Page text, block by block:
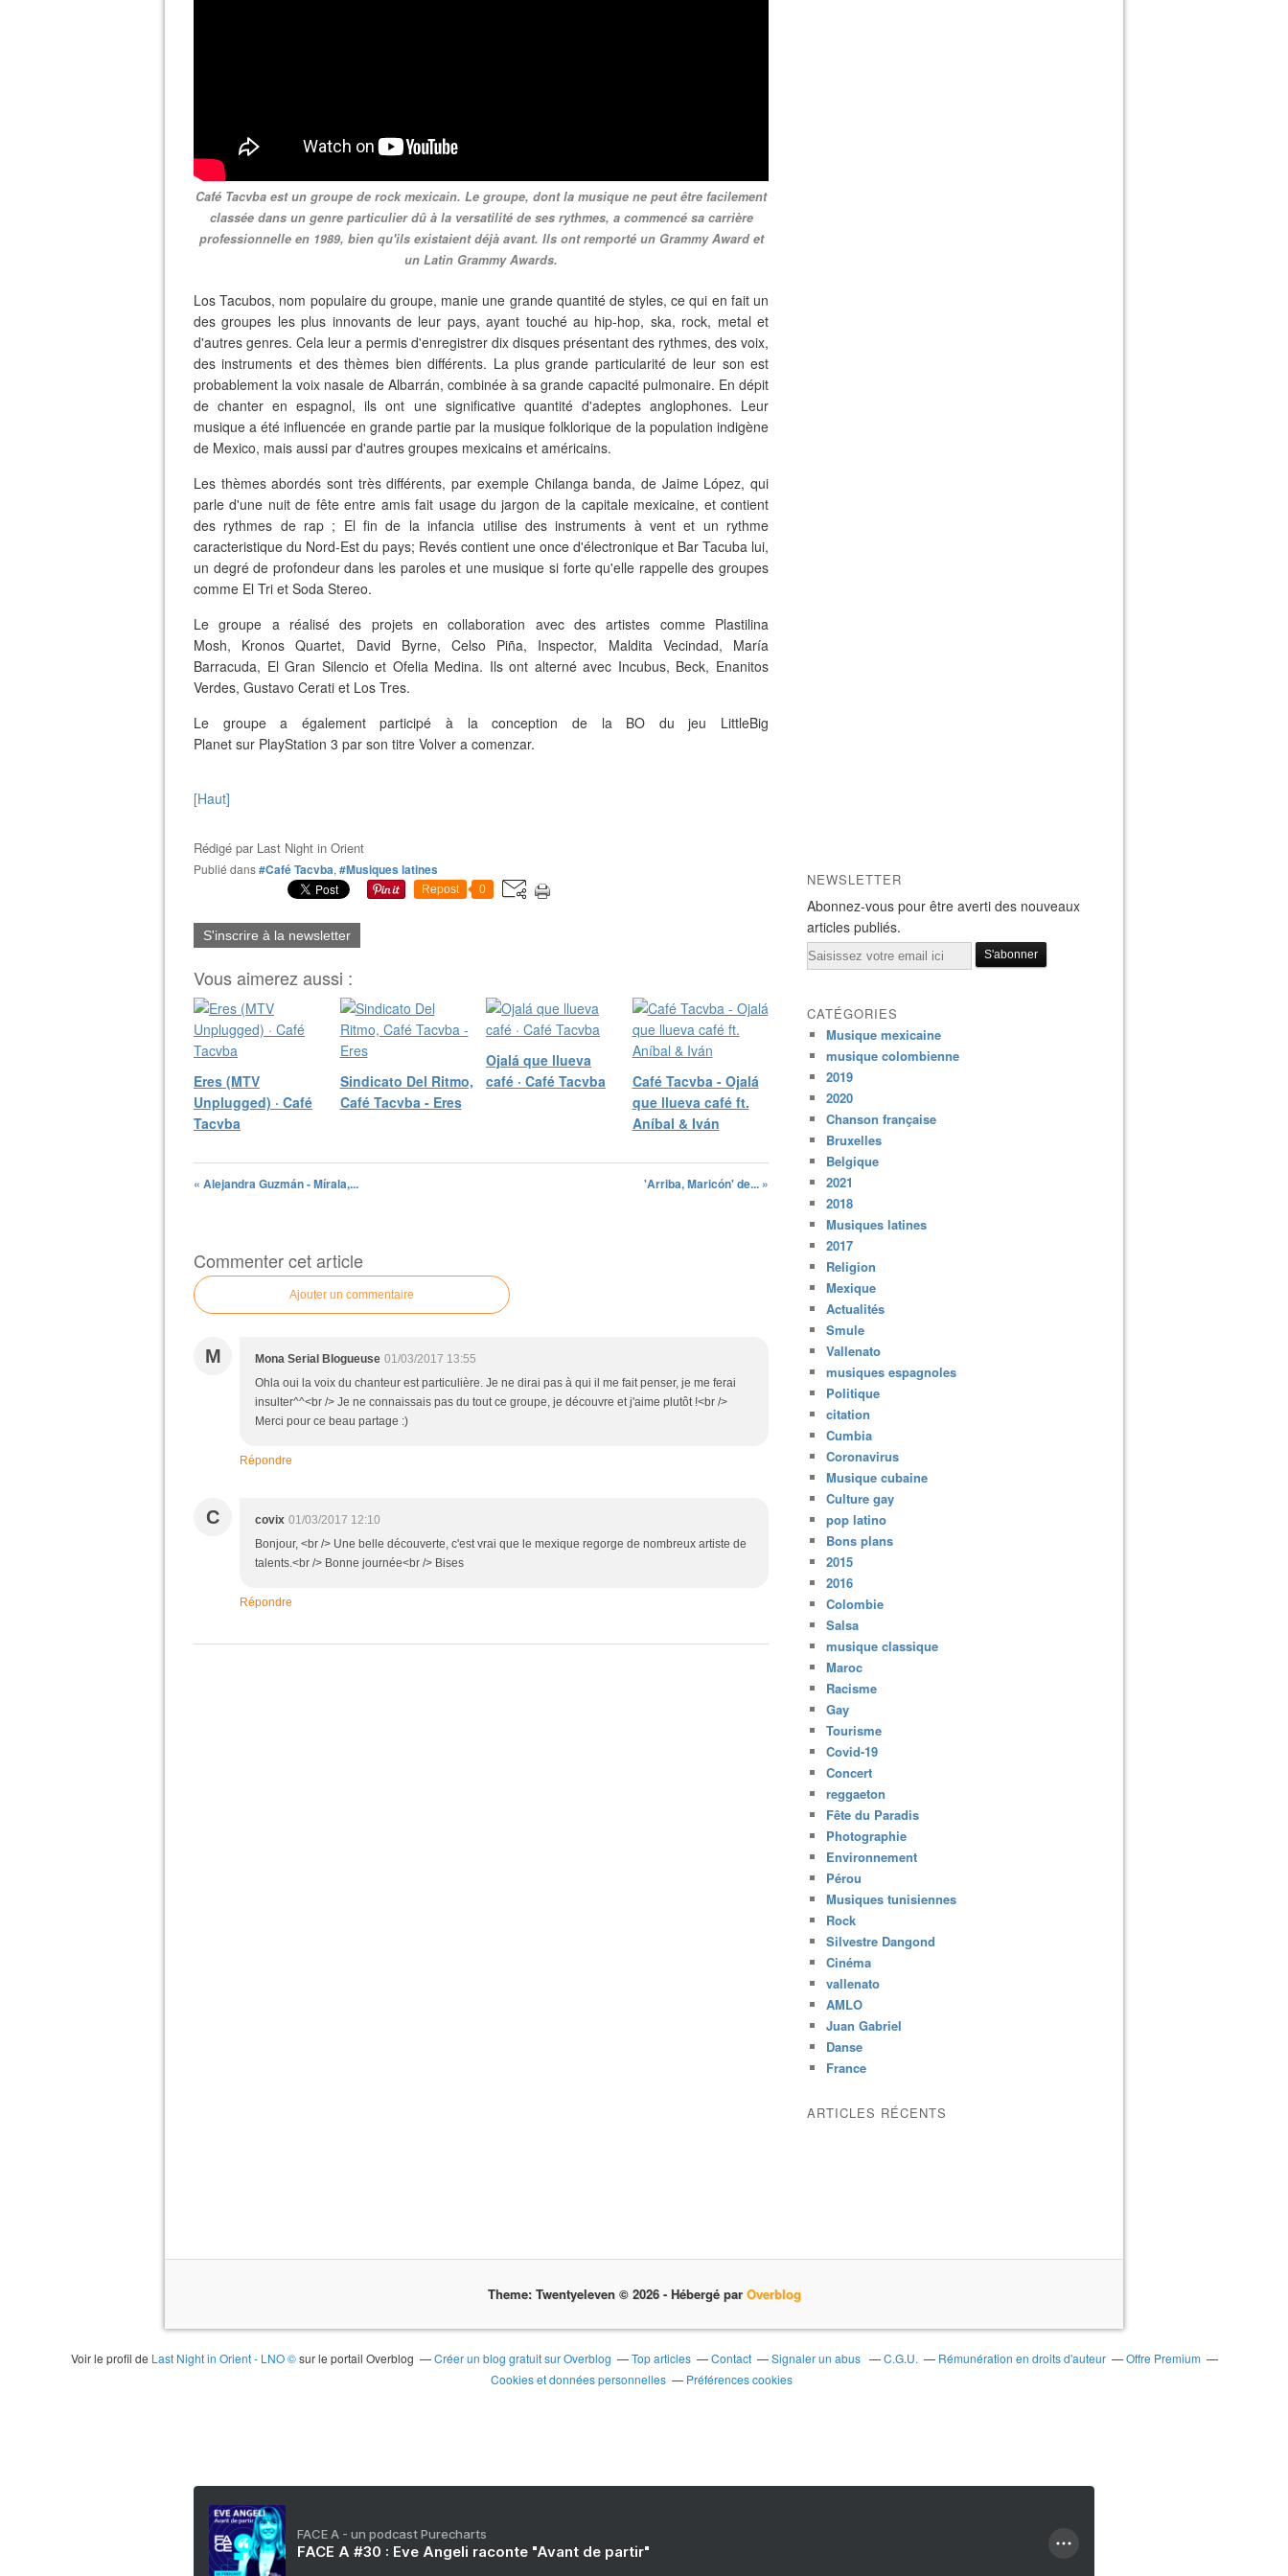
Café Tacvba est un groupe de rock mexicain. Le groupe, dont la musique ne peut être facilement
classée dans un genre particulier dû à la versatilité de ses rythmes, a commencé sa carrière
professionnelle en 1989, bien qu'ils existaient déjà avant. Ils ont remporté un Grammy Award et
un Latin Grammy Awards.
Los Tacubos, nom populaire du groupe, manie une grande quantité de styles, ce qui en fait un
des groupes les plus innovants de leur pays, ayant touché au hip-hop, ska, rock, metal et
d'autres genres. Cela leur a permis d'enregistrer dix disques présentant des rythmes, des voix,
des instruments et des thèmes bien différents. La plus grande particularité de leur son est
probablement la voix nasale de Albarrán, combinée à sa grande capacité pulmonaire. En dépit
de chanter en espagnol, ils ont une significative quantité d'adeptes anglophones. Leur
musique a été influencée en grande partie par la musique folklorique de la population indigène
de Mexico, mais aussi par d'autres groupes mexicains et américains.
Les thèmes abordés sont très différents, par exemple Chilanga banda, de Jaime López, qui
parle d'une nuit de fête entre amis fait usage du jargon de la capitale mexicaine, et contient
des rythmes de rap ; El fin de la infancia utilise des instruments à vent et un rythme
caracteristique du Nord-Est du pays; Revés contient une once d'électronique et Bar Tacuba lui,
un degré de profondeur dans les paroles et une musique si forte qu'elle rappelle des groupes
comme El Tri et Soda Stereo.
Le groupe a réalisé des projets en collaboration avec des artistes comme Plastilina
Mosh, Kronos Quartet, David Byrne, Celso Piña, Inspector, Maldita Vecindad, María
Barracuda, El Gran Silencio et Ofelia Medina. Ils ont alterné avec Incubus, Beck, Enanitos
Verdes, Gustavo Cerati et Los Tres.
Le groupe a également participé à la conception de la BO du jeu LittleBig
Planet sur PlayStation 3 par son titre Volver a comenzar.
[Haut]
Rédigé par Last Night in Orient
Publié dans#Café Tacvba, #Musiques latines
Repost 0
S'inscrire à la newsletter
Vous aimerez aussi :
Eres (MTV
Unplugged) · Café
Tacvba
Sindicato Del Ritmo,
Café Tacvba - Eres
Ojalá que llueva
café · Café Tacvba
Café Tacvba - Ojalá
que llueva café ft.
Aníbal & Iván
« Alejandra Guzmán - Mírala,... 'Arriba, Maricón' de... »
Commenter cet article
Ajouter un commentaire
M Mona Serial Blogueuse 01/03/2017 13:55
Ohla oui la voix du chanteur est particulière. Je ne dirai pas à qui il me fait penser, je me ferai
insulter^^<br /> Je ne connaissais pas du tout ce groupe, je découvre et j'aime plutôt !<br />
Merci pour ce beau partage :)
Répondre
C covix 01/03/2017 12:10
Bonjour, <br /> Une belle découverte, c'est vrai que le mexique regorge de nombreux artiste de
talents.<br /> Bonne journée<br /> Bises
Répondre
NEWSLETTER
Abonnez-vous pour être averti des nouveaux
articles publiés.
Email
CATÉGORIES
Musique mexicaine
musique colombienne
2019
2020
Chanson française
Bruxelles
Belgique
2021
2018
Musiques latines
2017
Religion
Mexique
Actualités
Smule
Vallenato
musiques espagnoles
Politique
citation
Cumbia
Coronavirus
Musique cubaine
Culture gay
pop latino
Bons plans
2015
2016
Colombie
Salsa
musique classique
Maroc
Racisme
Gay
Tourisme
Covid-19
Concert
reggaeton
Fête du Paradis
Photographie
Environnement
Pérou
Musiques tunisiennes
Rock
Silvestre Dangond
Cinéma
vallenato
AMLO
Juan Gabriel
Danse
France
ARTICLES RÉCENTS
Theme: Twentyeleven © 2026 - Hébergé par Overblog
Voir le profil de Last Night in Orient - LNO ©sur le portail Overblog Créer un blog gratuit sur Overblog Top articles Contact Signaler un abus C.G.U. Rémunération en droits d'auteur
Offre Premium
Cookies et données personnelles
Préférences cookies
FACE A - un podcast Purecharts
FACE A #30 : Eve Angeli raconte "Avant de partir"